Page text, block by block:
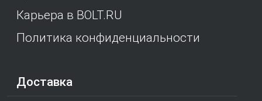
Карьера в BOLT.RU
Политика конфиденциальности
Доставка